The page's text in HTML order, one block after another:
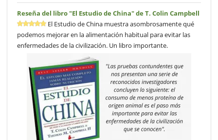
Reseña del libro "El Estudio de China" de T. Colin Campbell
El Estudio de China muestra asombrosamente qué
podemos mejorar en la alimentación habitual para evitar las
enfermedades de la civilización. Un libro importante.